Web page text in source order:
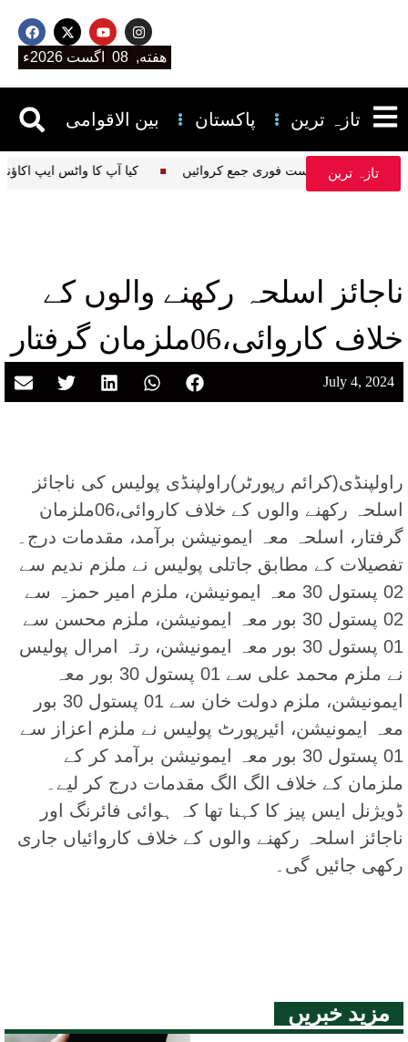
هفته, 08 اگست 2026ء
بین الاقوامی پاکستان تازہ ترین
تازہ ترین کیا آپ کا واٹس ایپ چاہتے ہیں؟ درخواست فوری جمع کروائیں
ناجائز اسلحہ رکھنے والوں کے
خلاف کاروائی،06ملزمان گرفتار
July 4, 2024
راولپنڈی(کرائم رپورٹر)راولپنڈی پولیس کی ناجائز
اسلحہ رکھنے والوں کے خلاف کاروائی،06ملزمان
گرفتار، اسلحہ معہ ایمونیشن برآمد، مقدمات درج۔
تفصیلات کے مطابق جاتلی پولیس نے ملزم ندیم سے
02 پستول 30 معہ ایمونیشن، ملزم امیر حمزہ سے
02 پستول 30 بور معہ ایمونیشن، ملزم محسن سے
01 پستول 30 بور معہ ایمونیشن، رتہ امرال پولیس
نے ملزم محمد علی سے 01 پستول 30 بور معہ
ایمونیشن، ملزم دولت خان سے 01 پستول 30 بور
معہ ایمونیشن، ائیرپورٹ پولیس نے ملزم اعزاز سے
01 پستول 30 بور معہ ایمونیشن برآمد کر کے
ملزمان کے خلاف الگ الگ مقدمات درج کر لیے۔
ڈویژنل ایس پیز کا کہنا تھا کہ ہوائی فائرنگ اور
ناجائز اسلحہ رکھنے والوں کے خلاف کاروائیاں جاری
رکھی جائیں گی۔
مزید خبریں